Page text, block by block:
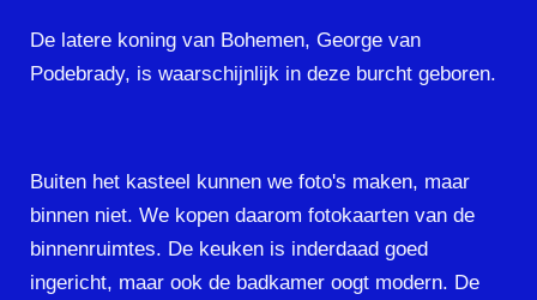
De latere koning van Bohemen, George van
Podebrady, is waarschijnlijk in deze burcht geboren.
Buiten het kasteel kunnen we foto's maken, maar
binnen niet. We kopen daarom fotokaarten van de
binnenruimtes. De keuken is inderdaad goed
ingericht, maar ook de badkamer oogt modern. De